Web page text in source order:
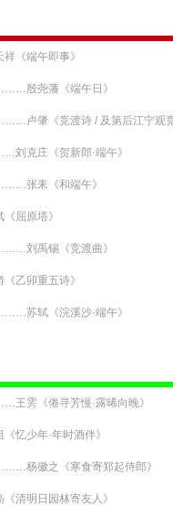
端午即事》
殷尧藩《端午日》
卢肇《竞渡诗 / 及第后江宁观
克庄《贺新郎·端午》
张耒《和端午》
屈原塔》
刘禹锡《竞渡曲》
卯重五诗》
苏轼《浣溪沙·端午》
雱《倦寻芳慢·露晞向晚》
少年·年时酒伴》
杨徽之《寒食寄郑起侍郎》
明日园林寄友人》